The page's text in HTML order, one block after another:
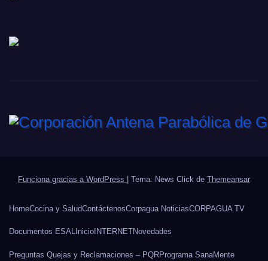
Funciona gracias a WordPress Tema: News Click de Themeansar
HomeCocina y SaludContáctenosCorpagua NoticiasCORPAGUA TV
Documentos ESAL Inicio INTERNETNovedades
Preguntas Quejas y Reclamaciones – PQRPrograma SanaMente